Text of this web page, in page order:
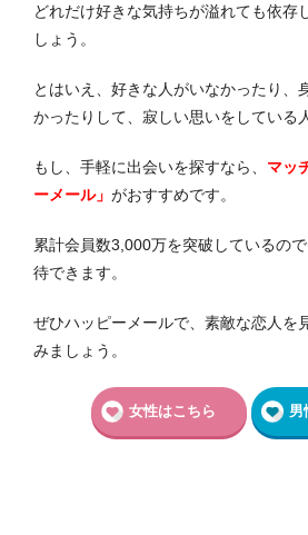
どれだけ好きな気持ちが溢れても依存
しょう。
とはいえ、好きな人がいなかったり、
かったりして、寂しい思いをしている
もし、手軽に出会いを探すなら、 マッ
ーメール」 がおすすめです。
累計会員数3,000万を突破しているの
待できます。
ぜひハッピーメールで、素敵な恋人を
みましょう。
女性はこちら 男